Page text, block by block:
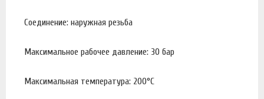
Соединение: наружная резьба
Максимальное рабочее давление: 30 бар
Максимальная температура: 200°С